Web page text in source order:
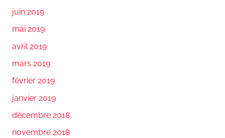
juin 2019
mai 2019
avril 2019
mars 2019
février 2019
janvier 2019
décembre 2018
novembre 2018